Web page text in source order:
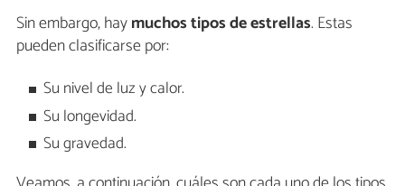
Sin embargo, haymuchos tipos de estrellas. Estas
pueden clasificarse por:
Su nivel de luz y calor.
Su longevidad.
Su gravedad.